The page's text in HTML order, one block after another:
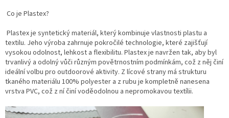
Co je Plastex?
Plastex je syntetický materiál, který kombinuje vlastnosti plastu a
textilu. Jeho výroba zahrnuje pokročilé technologie, které zajišťují
vysokou odolnost, lehkost a flexibilitu. Plastex je navržen tak, aby byl
trvanlivý a odolný vůči různým povětrnostním podmínkám, což z něj činí
ideální volbu pro outdoorové aktivity. Z lícové strany má strukturu
tkaného materiálu 100% polyester a z rubu je kompletně nanesena
vrstva PVC, což z ní činí voděodolnou a nepromokavou textílii.